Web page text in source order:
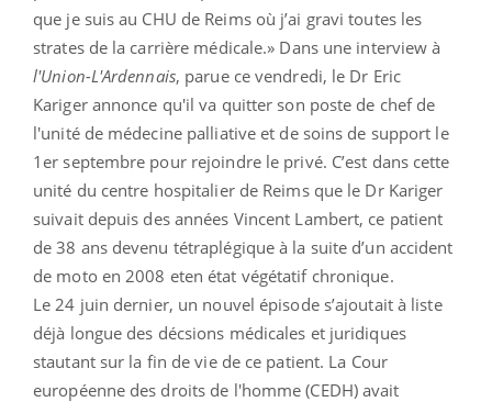
que je suis au CHU de Reims où j’ai gravi toutes les
strates de la carrière médicale.» Dans une interview à
l'Union-L'Ardennais, parue ce vendredi, le Dr Eric
Kariger annonce qu'il va quitter son poste de chef de
l'unité de médecine palliative et de soins de support le
1er septembre pour rejoindre le privé. C’est dans cette
unité du centre hospitalier de Reims que le Dr Kariger
suivait depuis des années Vincent Lambert, ce patient
de 38 ans devenu tétraplégique à la suite d’un accident
de moto en 2008 eten état végétatif chronique.
Le 24 juin dernier, un nouvel épisode s’ajoutait à liste
déjà longue des décsions médicales et juridiques
stautant sur la fin de vie de ce patient. La Cour
européenne des droits de l'homme (CEDH) avait